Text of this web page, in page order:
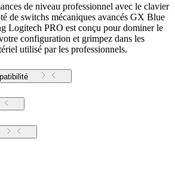
de niveau professionnel avec le clavier
de switchs mécaniques avancés GX Blue
Logitech PRO est conçu pour dominer le
configuration et grimpez dans les
utilisé par les professionnels.